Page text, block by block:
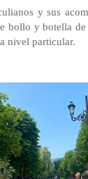
y sus
bollo y botella
nivel particular.